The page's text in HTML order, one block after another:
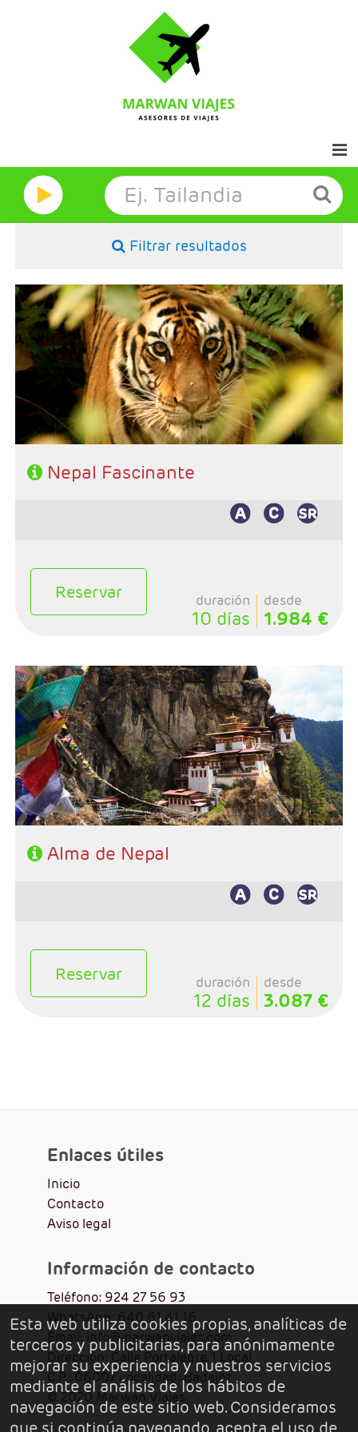
Inicio
Marwan Grandes Viajes
Aviso legal
Filtrar resultados
Características
- Salidas: Sábados
- Ruta: 1 noche Kathmandu, 2 noches P,N, Chitwan, 2n
Pokhara y 2 noches Kathmandu
- Categoría hotelera: Primera, Primera Superior y deluxe
- Régimen: 7 desayunos. 3 almuerzos y 2 cenas
Nepal Fascinante
Reservar duración
10 días
desde
1.984 €
- Salidas: Diarias (incluye 2 días de treking)
- Ruta: 2 noche Kathmandu, 2 noches Treking, 2n
Pokhara, 2 noches P:N: Chitwan y 1 noche Kathmandu
- Categoría hotelera: Única
- Régimen: 9 desayunos. 7 almuerzos y 4 cenas
Alma de Nepal
Reservar duración
12 días
desde
3.087 €
Enlaces útiles
Inicio
Contacto
Aviso legal
Información de contacto
Teléfono: 924 27 56 93
WhatsApp: 640 61 41 16
Email: info@marwanviajes.com
Dirección: Calle Portalegre, 1 Local
C.P.: 06007 Localidad: Badajoz
© 2020 Marwan Viajes
Esta web utiliza cookies propias, analíticas de
terceros y publicitarias, para anónimamente
mejorar su experiencia y nuestros servicios
mediante el análisis de los hábitos de
navegación de este sitio web. Consideramos